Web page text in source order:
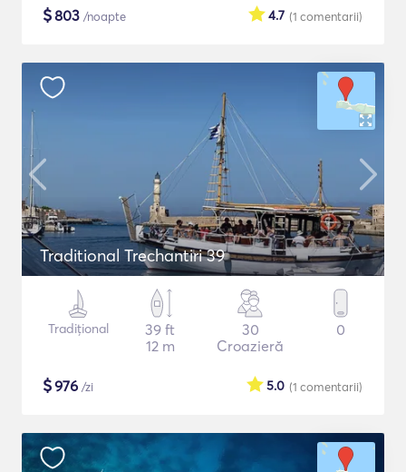
$803 /noapte (1 comentarii)
4.7
Traditional Trechantiri 39
Tradițional
39 ft
12 m
30
Croazieră
0
$976 /zi (1 comentarii)
5.0